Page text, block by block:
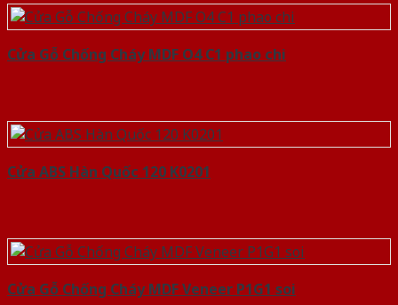
Cửa Gỗ Chống Cháy MDF O4 C1 phao chi
Cửa ABS Hàn Quốc 120 K0201
Cửa Gỗ Chống Cháy MDF Veneer P1G1 soi